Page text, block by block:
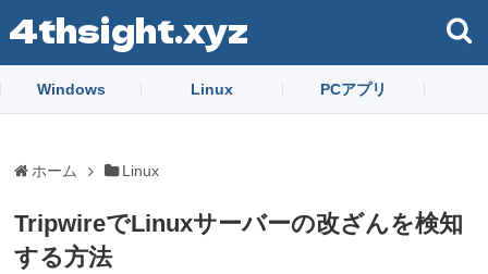
4thsight.xyz
Windows Linux PCアプリ
ホーム Linux
TripwireでLinuxサーバーの改ざんを検知
する方法